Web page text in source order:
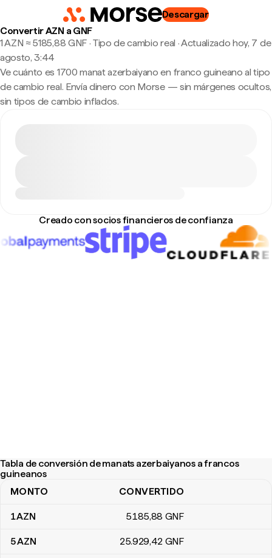
Descargar
Convertir AZN a GNF
1 AZN ≈ 5185,88 GNF · Tipo de cambio real ·Actualizado hoy, 7 de
agosto, 3:44
Ve cuánto es 1700 manat azerbaiyano en franco guineano al tipo
de cambio real. Envía dinero con Morse — sin márgenes ocultos,
sin tipos de cambio inflados.
Creado con socios financieros de confianza
Tabla de conversión de manats azerbaiyanos a francos
guineanos
Tabla de conversión de manats azerbaiyanos a francos
MONTO CONVERTIDO
1AZN 5185,88 GNF
5AZN 25.929,42 GNF